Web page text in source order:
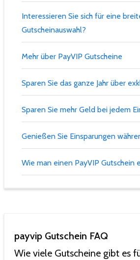
Interessieren Sie sich für eine
Gutscheinauswahl?
Mehr über PayVIP Gutscheine
Sparen Sie das ganze Jahr über
Sparen Sie mehr Geld bei jedem
Genießen Sie Einsparungen
Wie man einen PayVIP Gutschein
payvip Gutschein FAQ
Wie viele Gutscheine gibt es